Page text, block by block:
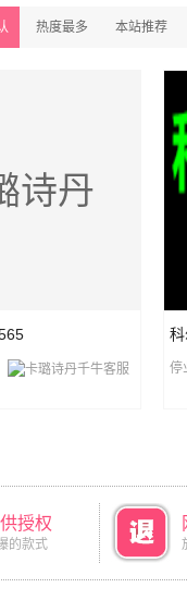
热度最多 本站推荐
诗丹
停
授权
的款式